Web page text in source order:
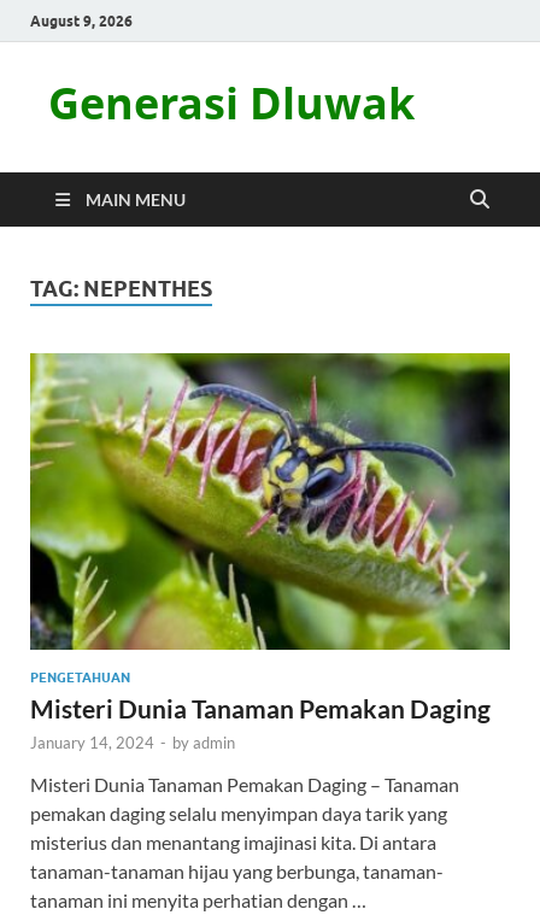
August 9, 2026
Generasi Dluwak
MAIN MENU
TAG: NEPENTHES
PENGETAHUAN
Misteri Dunia Tanaman Pemakan Daging
January 14, 2024 - byadmin
Misteri Dunia Tanaman Pemakan Daging – Tanaman
pemakan daging selalu menyimpan daya tarik yang
misterius dan menantang imajinasi kita. Di antara
tanaman-tanaman hijau yang berbunga, tanaman-
tanaman ini menyita perhatian dengan …